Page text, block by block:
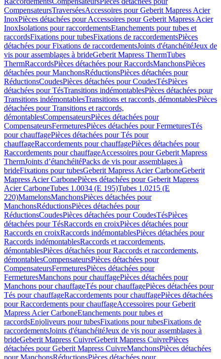
CompensateursTraverséesAccessoires pour Geberit Mapress Acier
InoxPièces détachées pour Accessoires pour Geberit Mapress Acier
InoxIsolations pour raccordementsEtanchements pour tubes et
raccordsFixations pour tubesFixations de raccordementsPièces
détachées pour Fixations de raccordementsJoints d'étanchéitéJeux de
vis pour assemblages à brideGeberit Mapress ThermTubes
ThermRaccordsPièces détachées pour RaccordsManchonsPièces
détachées pour ManchonsRéductionsPièces détachées pour
RéductionsCoudesPièces détachées pour CoudesTésPièces
détachées pour TésTransitions indémontablesPièces détachées pour
Transitions indémontablesTransitions et raccords, démontablesPièces
détachées pour Transitions et raccords,
démontablesCompensateursPièces détachées pour
CompensateursFermeturesPièces détachées pour FermeturesTés
pour chauffagePièces détachées pour Tés pour
chauffageRaccordements pour chauffagePièces détachées pour
Raccordements pour chauffageAccessoires pour Geberit Mapress
ThermJoints d’étanchéitéPacks de vis pour assemblages à
brideFixations pour tubesGeberit Mapress Acier CarboneGeberit
Mapress Acier CarbonePièces détachées pour Geberit Mapress
Acier CarboneTubes 1.0034 (E 195)Tubes 1.0215 (E
220)MamelonsManchonsPièces détachées pour
ManchonsRéductionsPièces détachées pour
RéductionsCoudesPièces détachées pour CoudesTésPièces
détachées pour TésRaccords en croixPièces détachées pour
Raccords en croixRaccords indémontablesPièces détachées pour
Raccords indémontablesRaccords et raccordements,
démontablesPièces détachées pour Raccords et raccordements,
démontablesCompensateursPièces détachées pour
CompensateursFermeturesPièces détachées pour
FermeturesManchons pour chauffagePièces détachées pour
Manchons pour chauffageTés pour chauffagePièces détachées pour
Tés pour chauffageRaccordements pour chauffagePièces détachées
pour Raccordements pour chauffageAccessoires pour Geberit
Mapress Acier CarboneEtanchements pour tubes et
raccordsEnjoliveurs pour tubesFixations pour tubesFixations de
raccordementsJoints d'étanchéitéJeux de vis pour assemblages à
brideGeberit Mapress CuivreGeberit Mapress CuivrePièces
détachées pour Geberit Mapress CuivreManchonsPièces détachées
pour ManchonsRéductionsPièces détachées pour